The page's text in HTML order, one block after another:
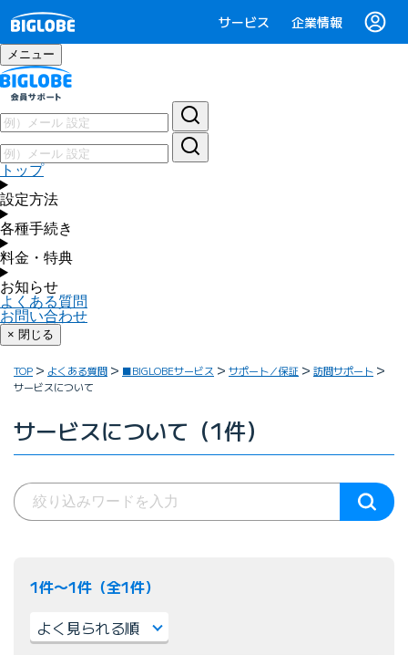
サービス 企業情報
メニュー
トップ
設定方法
各種手続き
料金・特典
お知らせ
よくある質問
お問い合わせ
× 閉じる
TOP よくある質問 ■BIGLOBEサービス サポート／保証
訪問サポート
サービスについて
サービスについて（1件）
1件〜1件（全1件）